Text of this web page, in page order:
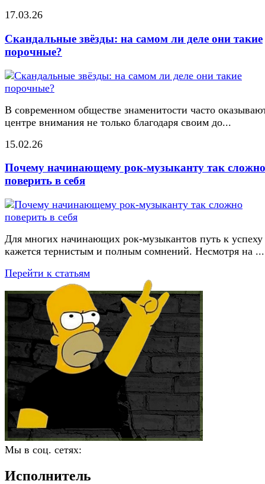
17.03.26
Скандальные звёзды: на самом ли деле они такие
порочные?
В современном обществе знаменитости часто
центре внимания не только благодаря своим до...
15.02.26
Почему начинающему рок-музыканту так сложно
поверить в себя
Для многих начинающих рок-музыкантов путь к успеху
кажется тернистым и полным сомнений. Несмотря на ...
Перейти к статьям
Мы в соц. сетях:
Исполнитель